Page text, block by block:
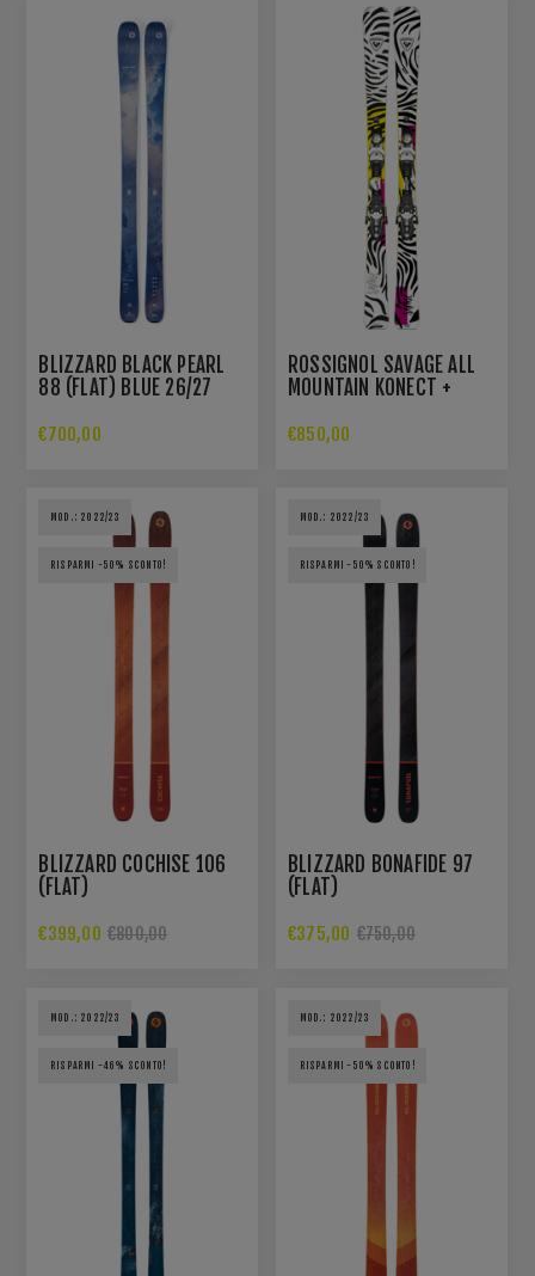
BLIZZARD BLACK PEARL
88 (FLAT) BLUE 26/27
€700,00
ROSSIGNOL SAVAGE ALL
MOUNTAIN KONECT +
€850,00
MOD.: 2022/23
RISPARMI -50% SCONTO!
BLIZZARD COCHISE 106
(FLAT)
€399,00 €800,00
MOD.: 2022/23
RISPARMI -50% SCONTO!
BLIZZARD BONAFIDE 97
(FLAT)
€375,00 €750,00
MOD.: 2022/23
RISPARMI -46% SCONTO!
MOD.: 2022/23
RISPARMI -50% SCONTO!